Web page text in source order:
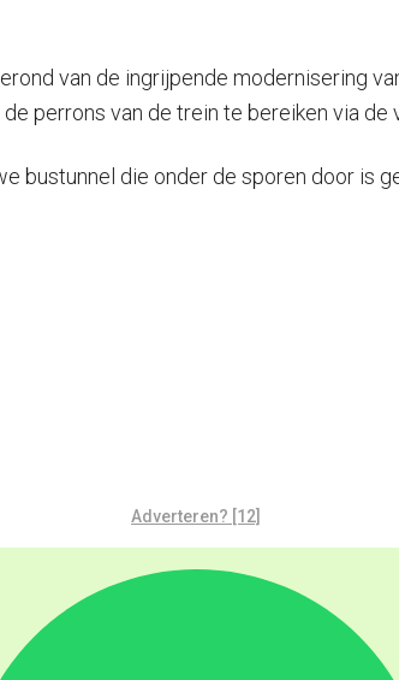
van de ingrijpende modernisering
perrons van de trein te bereiken via
bustunnel die onder de sporen door is
Adverteren? [12]